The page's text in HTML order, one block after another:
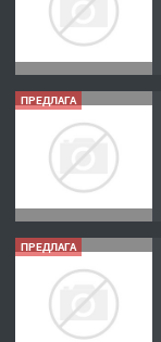
ПРЕДЛАГА
ПРЕДЛАГА